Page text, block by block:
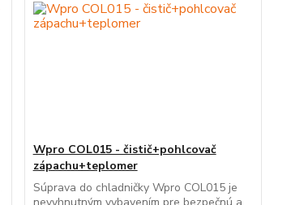
Wpro COL015 - čistič+pohlcovač
zápachu+teplomer
Súprava do chladničky Wpro COL015 je